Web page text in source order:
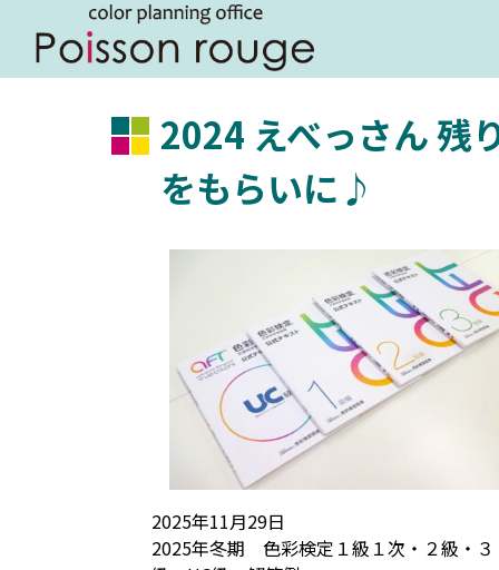
2024 えべっさん 残
をもらいに♪
2025年11月29日
2025年冬期 色彩検定１級１次・２級・３